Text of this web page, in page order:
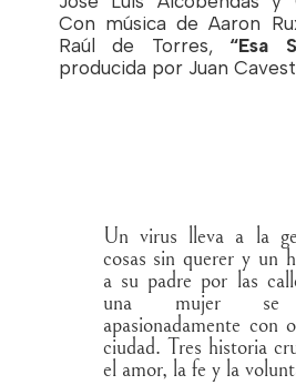
Con música de Aaron
Raúl de Torres, “Esa
producida por Juan
Un virus lleva a la
cosas sin querer y un
a su padre por las
una mujer se
apasionadamente con
ciudad. Tres historia
el amor, la fe y la